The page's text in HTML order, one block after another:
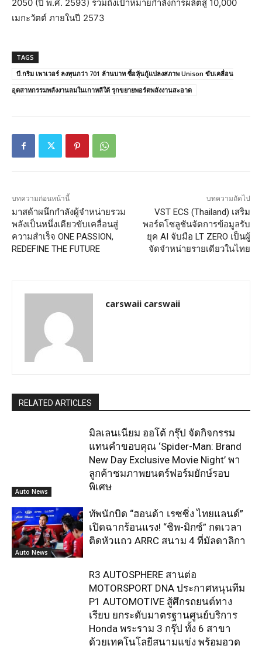
2050 (ปี พ.ศ. 2593) รวมถึงเป้าหมายกำลังการผลิตสู่ 10,000
เมกะวัตต์ ภายในปี 2573
TAGS
บี.กริม เพาเวอร์ ลงทุนกว่า 701 ล้านบาท ซื้อหุ้นกู้แปลงสภาพ Unison ขับเคลื่อน
อุตสาหกรรมพลังงานลมในเกาหลีใต้ รุกขยายพอร์ตพลังงานสะอาด
บทความก่อนหน้านี้
มาสด้าผนึกกำลังผู้จำหน่ายรวม
พลังเป็นหนึ่งเดียวขับเคลื่อนสู่
ความสำเร็จ ONE PASSION,
REDEFINE THE FUTURE
บทความถัดไป
VST ECS (Thailand) เสริม
พอร์ตโซลูชันจัดการข้อมูลรับ
ยุค AI จับมือ LT ZERO เป็นผู้
จัดจำหน่ายรายเดียวในไทย
carswaii carswaii
RELATED ARTICLES
Auto News
มิลเลนเนียม ออโต้ กรุ๊ป จัดกิจกรรม
แทนคำขอบคุณ ‘Spider-Man: Brand
New Day Exclusive Movie Night’ พา
ลูกค้าชมภาพยนตร์ฟอร์มยักษ์รอบ
พิเศษ
Auto News
ทัพนักบิด “ฮอนด้า เรซซิ่ง ไทยแลนด์”
เปิดฉากร้อนแรง! “ชิพ-มิกซ์” กดเวลา
ติดหัวแถว ARRC สนาม 4 ที่มัลดาลิกา
R3 AUTOSPHERE สานต่อ
MOTORSPORT DNA ประกาศหนุนทีม
P1 AUTOMOTIVE สู้ศึกรถยนต์ทาง
เรียบ ยกระดับมาตรฐานศูนย์บริการ
Honda พระราม 3 กรุ๊ป ทั้ง 6 สาขา
ด้วยเทคโนโลยีสนามแข่ง พร้อมอวด